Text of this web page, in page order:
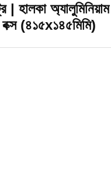
| হালকা
(৪১৫x১৪৫মিমি)